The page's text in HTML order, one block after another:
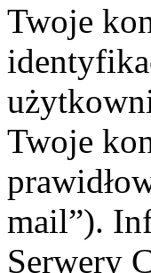
Twoje
Twoje
mail”).
Serwery